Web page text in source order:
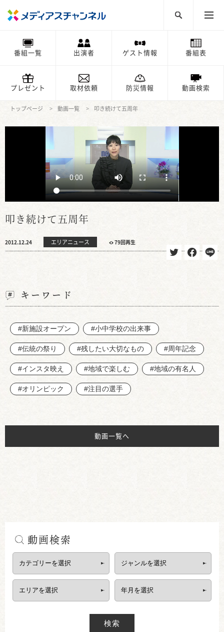
番組一覧 出演者 ゲスト情報 番組表
プレゼント 取材依頼 防災情報 動画検索
トップページ 動画一覧 叩き続けて五周年
叩き続けて五周年
2012.12.24 エリアニュース 79回再生
キーワード
#新施設オープン #小中学校の出来事
#伝統の祭り #残したい大切なもの #周年記念
#インスタ映え #地域で楽しむ #地域の有名人
#オリンピック #注目の選手
動画一覧へ
動画検索
検索